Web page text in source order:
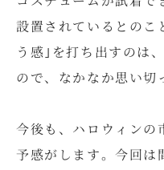
設置されているとのこ
う感｣を打ち出すのは
ので、なかなか思い
今後も、ハロウィンの
予感がします。今回は